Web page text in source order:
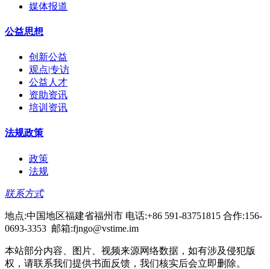
媒体报道
公益思想
创新公益
观点|专访
公益人才
资助资讯
培训资讯
法规政策
政策
法规
联系方式
地点:中国地区福建省福州市 电话:+86 591-83751815 合作:156-
0693-3353 邮箱:fjngo@vstime.im
本站部分内容、图片、视频来源网络数据，如有涉及侵犯版
权，请联系我们提供书面反馈，我们核实后会立即删除。